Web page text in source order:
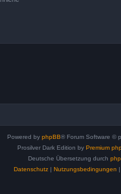
Powered by phpBB® Forum Software ©
Prosilver Dark Edition by Premium
Deutsche Übersetzung durch
Datenschutz
Nutzungsbedingungen